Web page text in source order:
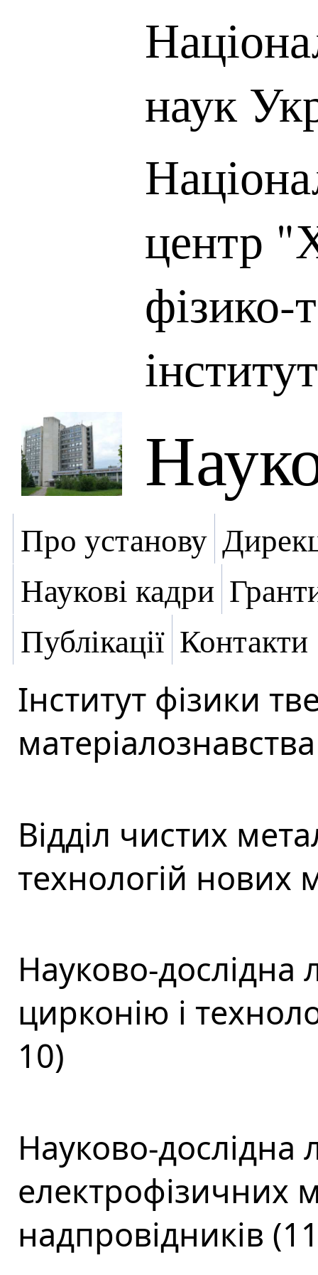
наук
центр
фізико-
Про установу
Наукові кадри
Публікації Контакти
Інститут фізики
Відділ чистих
технологій нових
Науково-дослідна
цирконію і
10)
Науково-дослідна
електрофізичних
надпровідників